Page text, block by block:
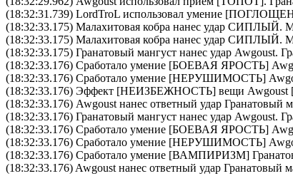
(18:32:31.739) LordTroL использовал умение [
(18:32:33.175) Малахитовая кобра нанес удар СИПЛЫЙ.
(18:32:33.175) Малахитовая кобра нанес удар СИПЛЫЙ.
(18:32:33.175) Гранатовый мангуст нанес удар Awgoust.
(18:32:33.176) Сработало умение [БОЕВАЯ ЯРОСТЬ]
(18:32:33.176) Сработало умение [НЕРУШИМОСТЬ]
(18:32:33.176) Эффект [НЕИЗБЕЖНОСТЬ] вещи Awgoust
(18:32:33.176) Awgoust нанес ответный удар Гранатовый
(18:32:33.176) Гранатовый мангуст нанес удар Awgoust.
(18:32:33.176) Сработало умение [БОЕВАЯ ЯРОСТЬ]
(18:32:33.176) Сработало умение [НЕРУШИМОСТЬ]
(18:32:33.176) Сработало умение [ВАМПИРИЗМ]
(18:32:33.176) Awgoust нанес ответный удар Гранатовый